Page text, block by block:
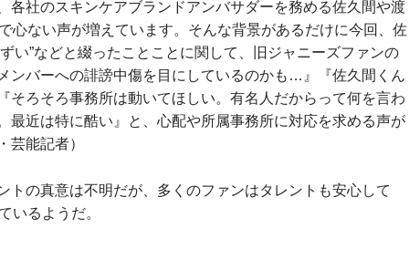
各社のスキンケアブランドアンバサダーを務める佐久間や渡
心ない声が増えています。そんな背景があるだけに今回、佐
い”などと綴ったことことに関して、旧ジャニーズファンの
ンバーへの誹謗中傷を目にしているのかも…』『佐久間くん
そろそろ事務所は動いてほしい。有名人だからって何を言わ
最近は特に酷い』と、心配や所属事務所に対応を求める声が
芸能記者）
の真意は不明だが、多くのファンはタレントも安心して
いるようだ。